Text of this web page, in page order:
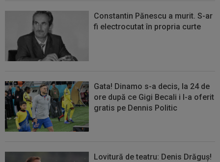
Constantin Pănescu a murit. S-ar
fi electrocutat în propria curte
Gata! Dinamo s-a decis, la 24 de
ore după ce Gigi Becali i l-a oferit
gratis pe Dennis Politic
Lovitură de teatru: Denis Drăguș!